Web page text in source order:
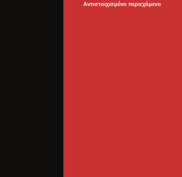
Αντιστοιχισμένο περιεχόμενο